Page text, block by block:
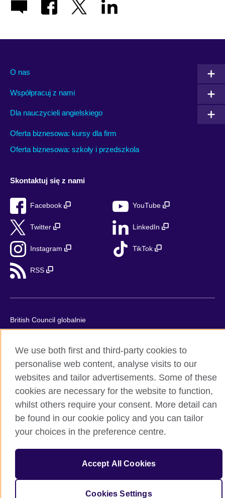
O nas
Współpracuj z nami
Dla nauczycieli angielskiego
Oferta biznesowa: kursy dla firm
Oferta biznesowa: szkoły i przedszkola
Skontaktuj się z nami
Facebook YouTube
Twitter LinkedIn
Instagram TikTok
RSS
British Council globalnie
Ciasteczka
Mapa strony
© 2026 British Council
British Council jest międzynarodową organizacją reprezentującą
Zjednoczone Królestwo Wielkiej Brytanii i Irlandii Północnej.
Fundacja British Council jest jednostką zależną British Council
UK.
We use both first and third-party cookies to
personalise web content, analyse visits to our
websites and tailor advertisements. Some of these
cookies are necessary for the website to function,
whilst others require your consent. More detail can
be found in our cookie policy and you can tailor
your choices in the preference centre.
Accept All Cookies
Cookies Settings